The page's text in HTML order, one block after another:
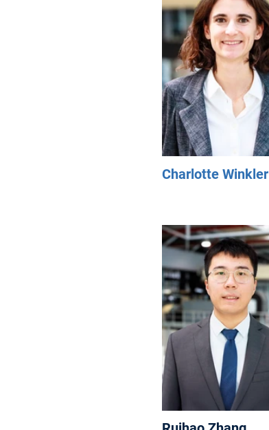
Charlotte Winkler